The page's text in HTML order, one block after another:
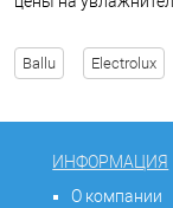
Ballu Electrolux
ИНФОРМАЦИЯ
О компании